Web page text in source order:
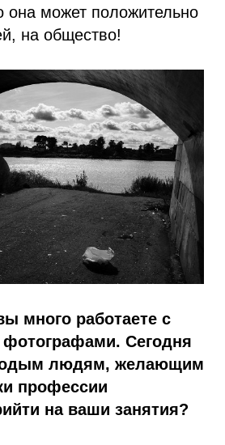
она может положительно
на общество!
много работаете с
Сегодня
людям, желающим
профессии
на ваши занятия?